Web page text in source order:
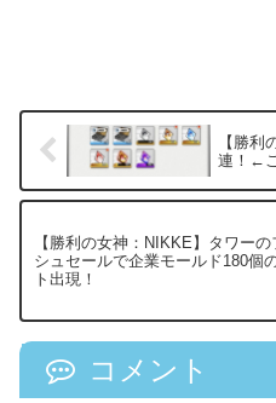
【勝
連！←
【勝利の女神：NIKKE】タワーの
シュセールで企業モールド180個
ト出現！
コメント